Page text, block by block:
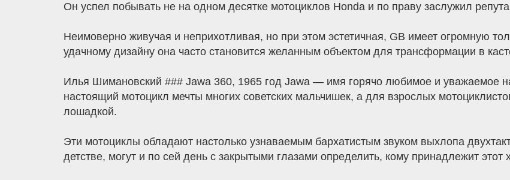
Он успел побывать не на одном десятке мотоциклов Honda и по праву заслужил
Неимоверно живучая и неприхотливая, но при этом эстетичная, GB имеет огромную
удачному дизайну она часто становится желанным объектом для трансформации в
Илья Шимановский ### Jawa 360, 1965 год Jawa — имя горячо любимое и уважаемое
настоящий мотоцикл мечты многих советских мальчишек, а для взрослых
лошадкой.
Эти мотоциклы обладают настолько узнаваемым бархатистым звуком выхлопа
детстве, могут и по сей день с закрытыми глазами определить, кому принадлежит этот